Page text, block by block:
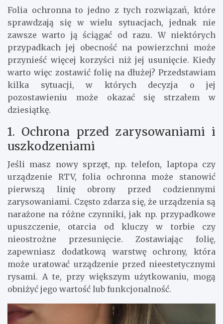
Folia ochronna to jedno z tych rozwiązań, które
sprawdzają się w wielu sytuacjach, jednak nie
zawsze warto ją ściągać od razu. W niektórych
przypadkach jej obecność na powierzchni może
przynieść więcej korzyści niż jej usunięcie. Kiedy
warto więc zostawić folię na dłużej? Przedstawiam
kilka sytuacji, w których decyzja o jej
pozostawieniu może okazać się strzałem w
dziesiątkę.
1. Ochrona przed zarysowaniami i
uszkodzeniami
Jeśli masz nowy sprzęt, np. telefon, laptopa czy
urządzenie RTV, folia ochronna może stanowić
pierwszą linię obrony przed codziennymi
zarysowaniami. Często zdarza się, że urządzenia są
narażone na różne czynniki, jak np. przypadkowe
upuszczenie, otarcia od kluczy w torbie czy
nieostrożne przesunięcie. Zostawiając folię,
zapewniasz dodatkową warstwę ochrony, która
może uratować urządzenie przed nieestetycznymi
rysami. A te, przy większym użytkowaniu, mogą
obniżyć jego wartość lub funkcjonalność.